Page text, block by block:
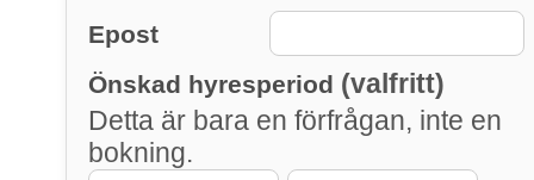
Epost
Önskad hyresperiod (valfritt)
Detta är bara en förfrågan, inte en
bokning.